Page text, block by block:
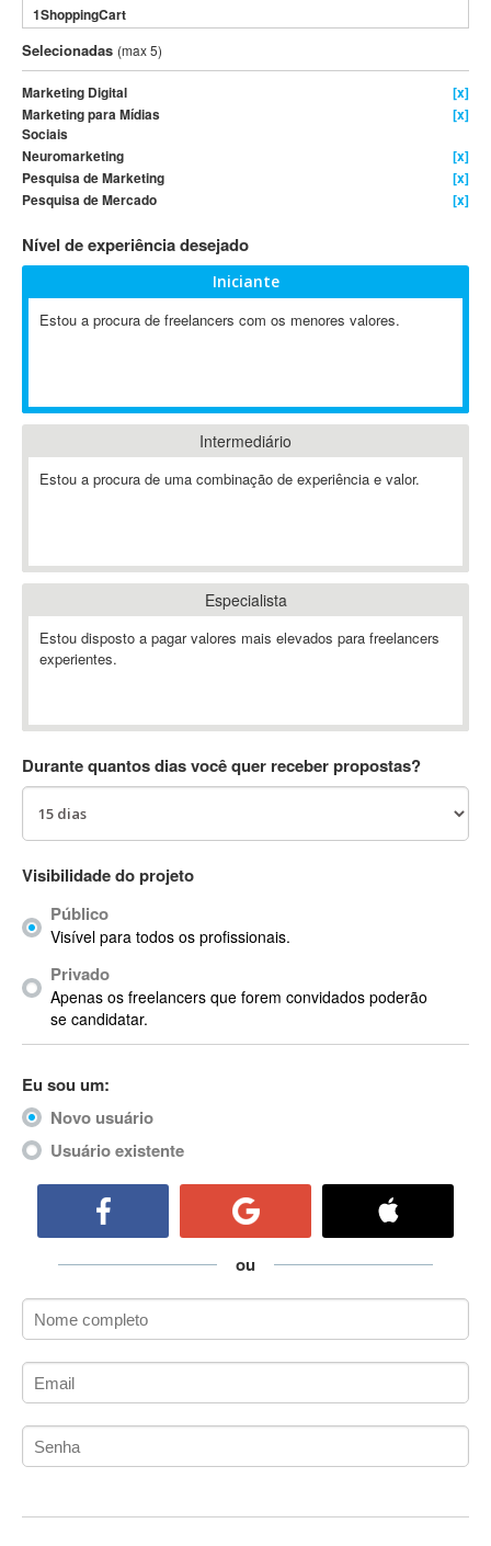
1ShoppingCart
3DS Max
3GSM
4D Dimension
802.11
A&P
A-GPS
A2Billing
AAUS Scientific Diver
Ab Initio
ABAP
Abaqus
AbleCommerce
Ableton Live
Absynth
AC Drives
AC3
ACARS
ACDSee
ACPI
Acrobat
Acrobat X
Acronis
Actian
ActionScript
ActionScript 3
Active Directory
ActiveX
ActiveX Data Objects (ADO)
Ada
Adianti Framework
Administração
Administração Acadêmica
Administração de Artistas e Repertórios
Administração de Banco de Dados
Administração PostgreSQL
ADO.NET
ADO.NET Entity Framework
Selecionadas (max 5)
Marketing Digital
[x]
Marketing para Mídias
Sociais
[x]
Neuromarketing
[x]
Pesquisa de Marketing
[x]
Pesquisa de Mercado
[x]
Nível de experiência desejado
Iniciante
Estou a procura de freelancers com os menores valores.
Intermediário
Estou a procura de uma combinação de experiência e valor.
Especialista
Estou disposto a pagar valores mais elevados para freelancers
experientes.
Durante quantos dias você quer receber propostas?
Visibilidade do projeto
Público
Visível para todos os profissionais.
Privado
Apenas os freelancers que forem convidados poderão
se candidatar.
Eu sou um:
Novo usuário
Usuário existente
ou